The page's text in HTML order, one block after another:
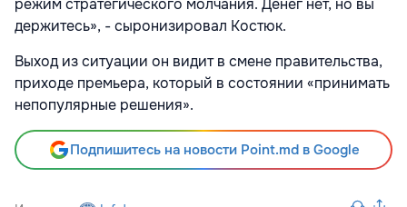
режим стратегического молчания. Денег нет, но вы
держитесь», - сыронизировал Костюк.
Выход из ситуации он видит в смене правительства,
приходе премьера, который в состоянии «принимать
непопулярные решения».
Подпишитесь на новости Point.md в Google